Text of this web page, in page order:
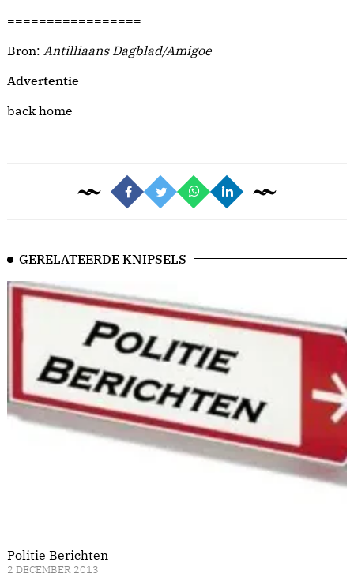
=================
Bron: Antilliaans Dagblad/Amigoe
Advertentie
back home
GERELATEERDE KNIPSELS
Politie Berichten
2 DECEMBER 2013